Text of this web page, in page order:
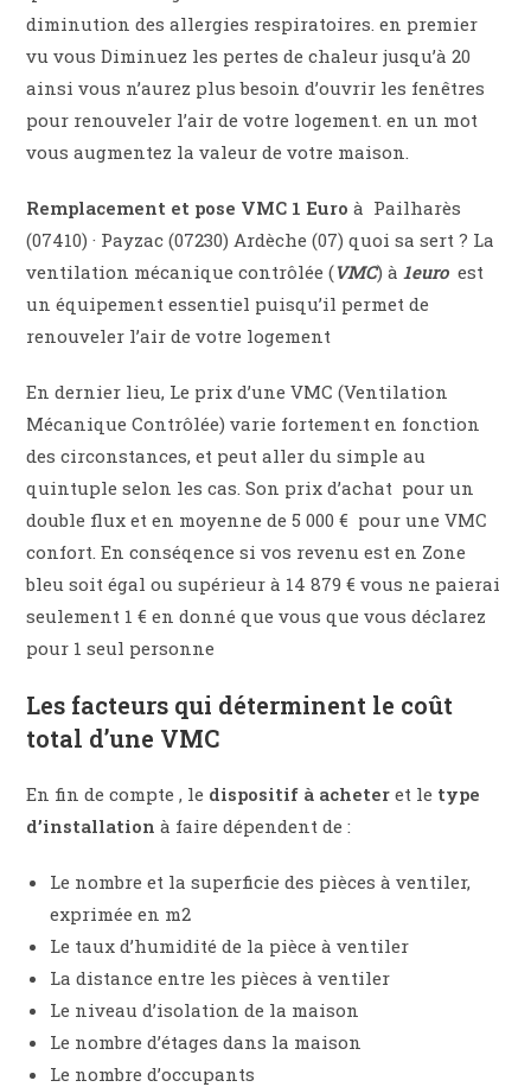
diminution des allergies respiratoires. en premier
vu vous Diminuez les pertes de chaleur jusqu’à 20
ainsi vous n’aurez plus besoin d’ouvrir les fenêtres
pour renouveler l’air de votre logement. en un mot
vous augmentez la valeur de votre maison.
Remplacement et pose VMC 1 Euro à Pailharès
(07410) · Payzac (07230) Ardèche (07) quoi sa sert ? La
ventilation mécanique contrôlée (VMC) à 1euro est
un équipement essentiel puisqu’il permet de
renouveler l’air de votre logement
En dernier lieu, Le prix d’une VMC (Ventilation
Mécanique Contrôlée) varie fortement en fonction
des circonstances, et peut aller du simple au
quintuple selon les cas. Son prix d’achat pour un
double flux et en moyenne de 5 000 € pour une VMC
confort. En conséqence si vos revenu est en Zone
bleu soit égal ou supérieur à 14 879 € vous ne paierai
seulement 1 € en donné que vous que vous déclarez
pour 1 seul personne
Les facteurs qui déterminent le coût
total d’une VMC
En fin de compte , le dispositif à acheter et le type
d’installation à faire dépendent de :
Le nombre et la superficie des pièces à ventiler,
exprimée en m2
Le taux d’humidité de la pièce à ventiler
La distance entre les pièces à ventiler
Le niveau d’isolation de la maison
Le nombre d’étages dans la maison
Le nombre d’occupants